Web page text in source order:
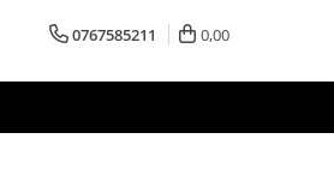
0767585211 0,00